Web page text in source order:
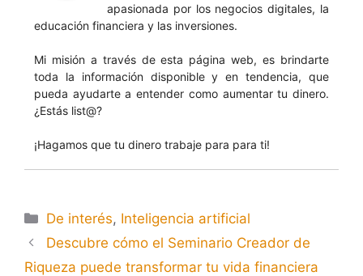
apasionada por los negocios digitales, la
educación financiera y las inversiones.
Mi misión a través de esta página web, es brindarte
toda la información disponible y en tendencia, que
pueda ayudarte a entender como aumentar tu dinero.
¿Estás list@?
¡Hagamos que tu dinero trabaje para para ti!
De interés, Inteligencia artificial
Descubre cómo el Seminario Creador de
Riqueza puede transformar tu vida financiera